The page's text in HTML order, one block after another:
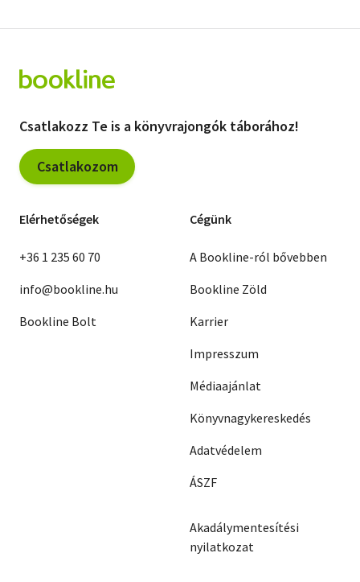
Csatlakozz Te is a könyvrajongók táborához!
Csatlakozom
Elérhetőségek
+36 1 235 60 70
info@bookline.hu
Bookline Bolt
Cégünk
A Bookline-ról bővebben
Bookline Zöld
Karrier
Impresszum
Médiaajánlat
Könyvnagykereskedés
Adatvédelem
ÁSZF
Akadálymentesítési
nyilatkozat